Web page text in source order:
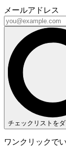
メールアドレス
チェックリストを
ワンクリックで